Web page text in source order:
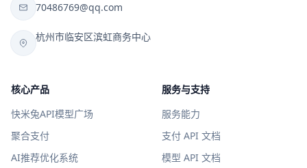
70486769@qq.com
杭州市临安区滨虹商务中心
核心产品
快米兔API模型广场
聚合支付
AI推荐优化系统
服务与支持
服务能力
支付 API 文档
模型 API 文档